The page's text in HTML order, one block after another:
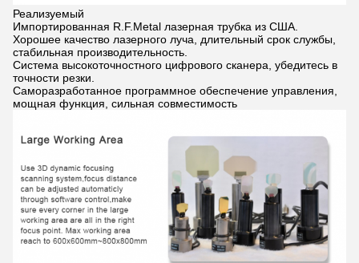
Реализуемый
Импортированная R.F.Metal лазерная трубка из США.
Хорошее качество лазерного луча, длительный срок службы,
стабильная производительность.
Система высокоточностного цифрового сканера, убедитесь в
точности резки.
Саморазработанное программное обеспечение управления,
мощная функция, сильная совместимость